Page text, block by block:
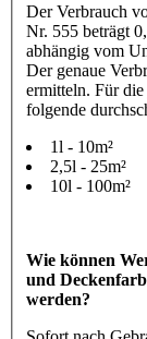
Der Verbrauch
Nr. 555 beträgt
abhängig vom
Der genaue
ermitteln. Für
folgende
1l - 10m²
2,5l - 25m²
10l - 100m²
Wie können
und
werden?